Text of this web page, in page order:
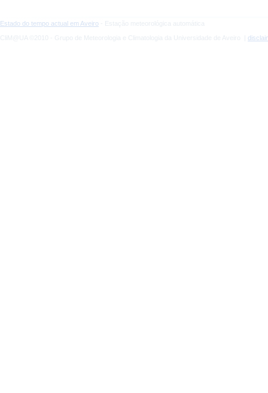
Estado do tempo actual em Aveiro - Estação meteorológica automática
CliM@UA ©2010 - Grupo de Meteorologia e Climatologia da Universidade de Aveiro |